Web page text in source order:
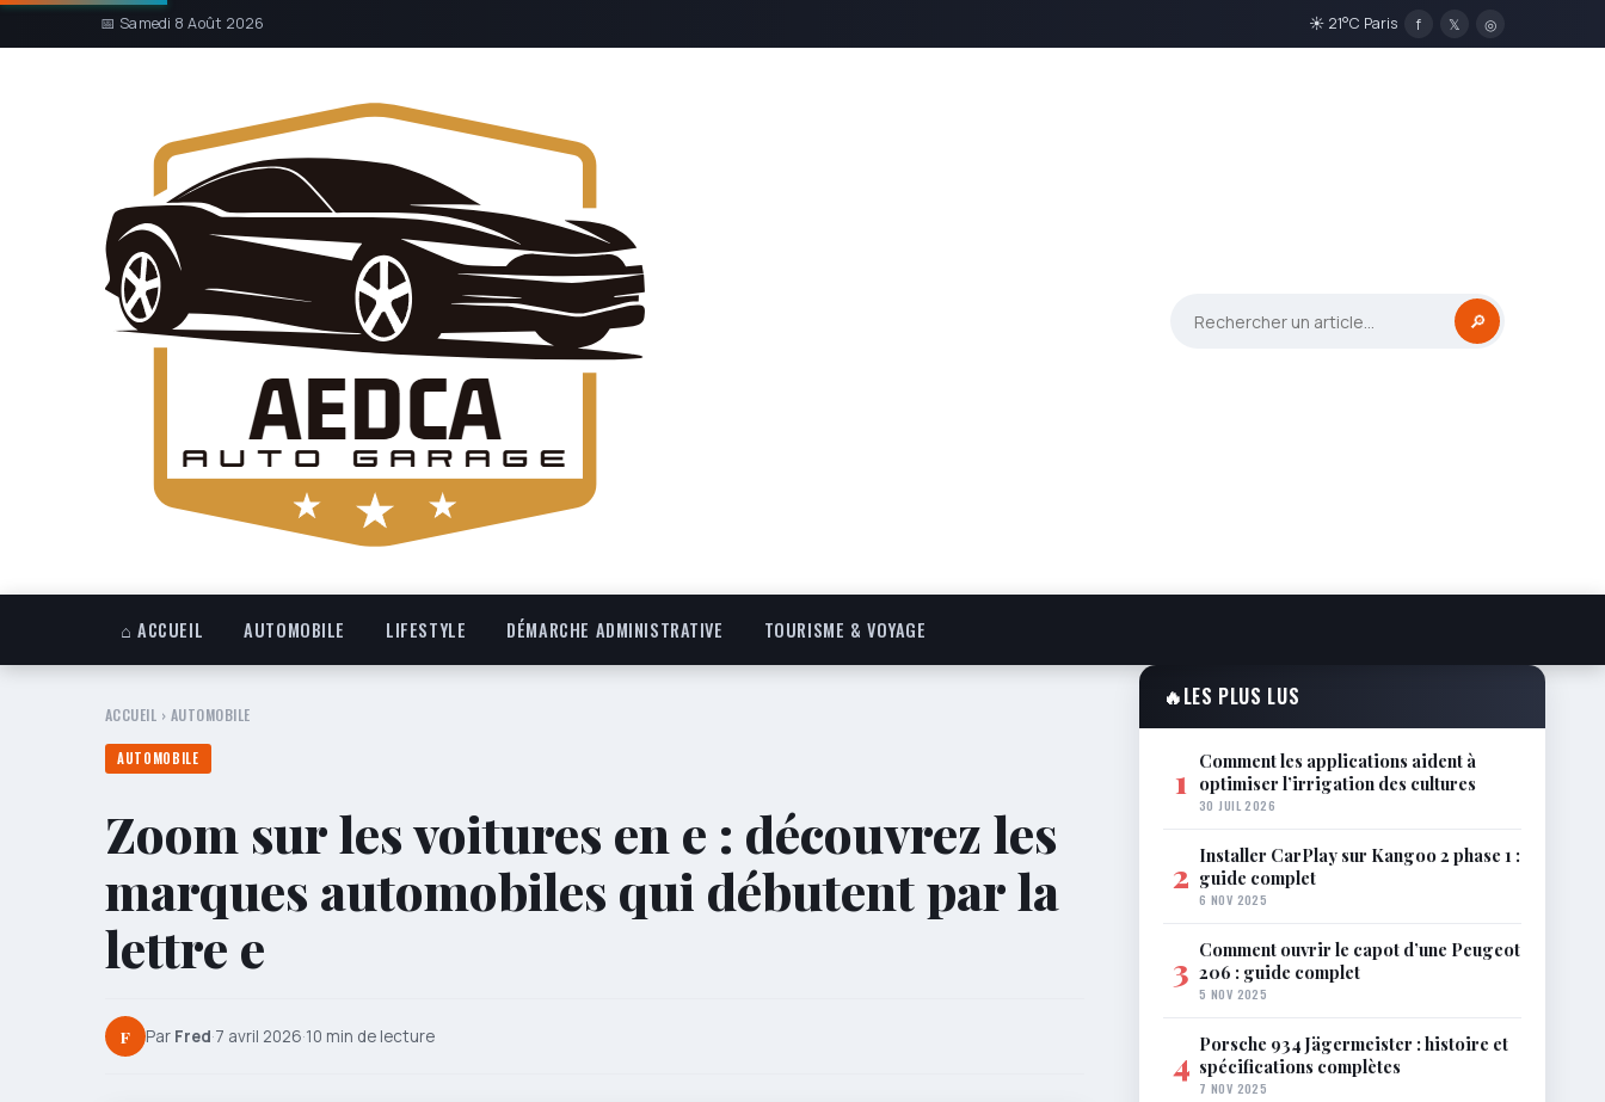
📅 Samedi 8 Août 2026 ☀ 21°C Paris f 𝕏 ◎
🔎
⌂ ACCUEIL AUTOMOBILE LIFESTYLE DÉMARCHE ADMINISTRATIVE TOURISME & VOYAGE
ACCUEIL › AUTOMOBILE
AUTOMOBILE
Zoom sur les voitures en e : découvrez les
marques automobiles qui débutent par la
lettre e
F Par Fred·7 avril 2026·10 min de lecture
🔥LES PLUS LUS
1 Comment les applications aident à
optimiser l’irrigation des cultures
30 JUIL 2026
2 Installer CarPlay sur Kangoo 2 phase 1 :
guide complet
6 NOV 2025
3 Comment ouvrir le capot d’une Peugeot
206 : guide complet
5 NOV 2025
4 Porsche 934 Jägermeister : histoire et
spécifications complètes
7 NOV 2025